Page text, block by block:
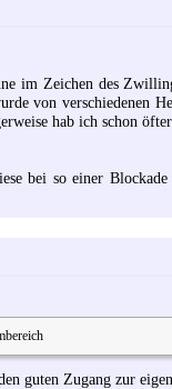
im Zeichen des
von verschiedenen
hab ich schon
bei so einer
guten Zugang zur